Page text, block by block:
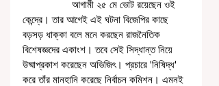
কেন্দ্রে। তার আগেই এই ঘটনা বিজেপির কাছে
বড়সড় ধাক্কা বলে মনে করছেন রাজনৈতিক
বিশেষজ্ঞদের একাংশ। তবে সেই সিদ্ধান্ত নিয়ে
উষ্মাপ্রকাশ করেছেন অভিজিৎ। প্রচারে 'নিষিদ্ধ'
করে তাঁর মানহানি করেছে নির্বাচন কমিশন। এমনই